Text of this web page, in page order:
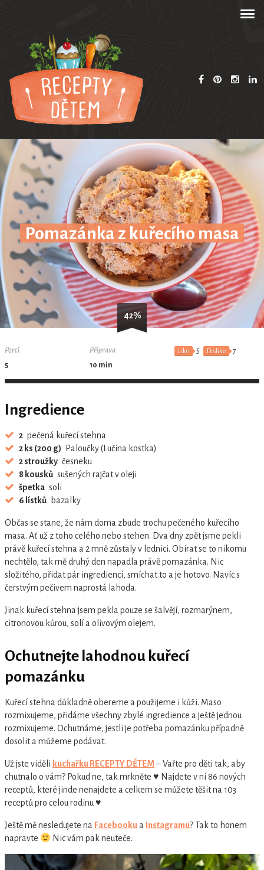
Pomazánka z kuřecího masa
42%
Porcí
5
Příprava
10 min
Like 5 Dislike 7
Ingredience
2 pečená kuřecí stehna
2 ks (200 g)
Paloučky (Lučina kostka)
2 stroužky česneku
8 kousků sušených rajčat v oleji
špetka soli
6 lístků
bazalky
Občas se stane, že nám doma zbude trochu pečeného kuřecího
masa. Ať už z toho celého nebo stehen. Dva dny zpět jsme pekli
právě kuřecí stehna a 2 mně zůstaly v lednici. Obírat se to nikomu
nechtělo, tak mě druhý den napadla právě pomazánka. Nic
složitého, přidat pár ingrediencí, smíchat to a je hotovo. Navíc s
čerstvým pečivem naprostá lahoda.
Jinak kuřecí stehna jsem pekla pouze se šalvějí, rozmarýnem,
citronovou kůrou, solí a olivovým olejem.
Ochutnejte lahodnou kuřecí
pomazánku
Kuřecí stehna důkladně obereme a použijeme i kůži. Maso
rozmixujeme, přidáme všechny zbylé ingredience a ještě jednou
rozmixujeme. Ochutnáme, jestli je potřeba pomazánku případně
dosolit a můžeme podávat.
Už jste viděli kuchařku RECEPTY DĚTEM– Vařte pro děti tak, aby
chutnalo o vám? Pokud ne, tak mrkněte ♥ Najdete v ní 86 nových
receptů, které jinde nenajdete a celkem se můžete těšit na 103
receptů pro celou rodinu ♥
Ještě mě nesledujete na Facebookua Instagramu? Tak to honem
napravte
Nic vám pak neuteče.